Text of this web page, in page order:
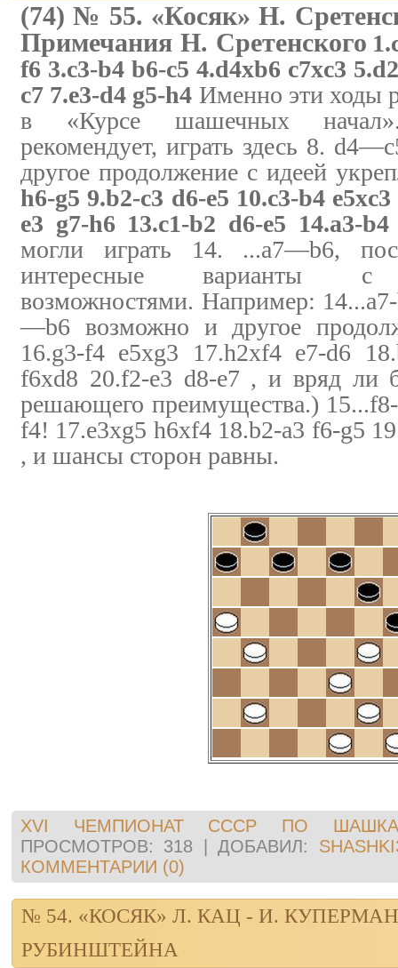
(74) № 55. «Косяк» Н.
Примечания Н. Сретенского
f6 3.c3-b4 b6-c5 4.d4xb6 c7xc3
c7 7.e3-d4 g5-h4 Именно эти ходы
в «Курсе шашечных
рекомендует, играть здесь 8.
другое продолжение с идеей
h6-g5 9.b2-c3 d6-e5 10.c3-b4
e3 g7-h6 13.c1-b2 d6-e5 14.a3-b4
могли играть 14. ...a7—b6,
интересные варианты с
возможностями. Например:
—b6 возможно и другое
16.g3-f4 e5xg3 17.h2xf4 e7-d6
f6xd8 20.f2-e3 d8-e7 , и вряд ли
решающего преимущества.)
f4! 17.e3xg5 h6xf4 18.b2-a3 f6-g5
, и шансы сторон равны.
XVI ЧЕМПИОНАТ СССР ПО
ПРОСМОТРОВ:
318 |ДОБАВИЛ:
КОММЕНТАРИИ (0)
№ 54. «КОСЯК» Л. КАЦ - И.
РУБИНШТЕЙНА